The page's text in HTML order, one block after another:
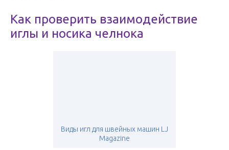
Как проверить взаимодействие
иглы и носика челнока
Виды игл для швейных машин LJ
Magazine